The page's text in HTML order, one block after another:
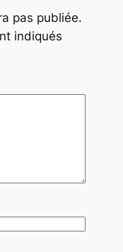
pas publiée.
indiqués